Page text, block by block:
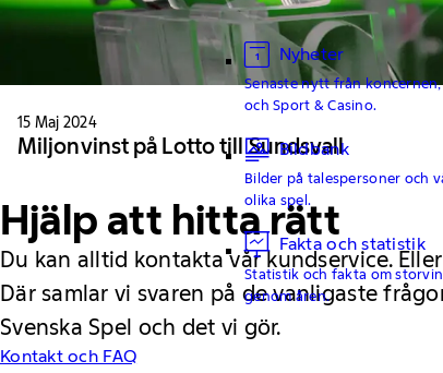
Nyheter
Senaste nytt från koncernen,
och Sport & Casino.
Bildbank
Bilder på talespersoner och
olika spel.
Fakta och statistik
Statistik och fakta om
genom åren.
15 Maj 2024
Miljonvinst på Lotto till Sundsvall
Hjälp att hitta rätt
Du kan alltid kontakta vår kundservice.
Där samlar vi svaren på de vanligaste
Svenska Spel och det vi gör.
Kontakt och FAQ